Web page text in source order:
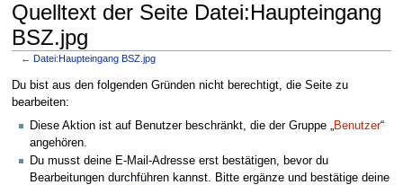
Quelltext der Seite Datei:Haupteingang
BSZ.jpg
← Datei:Haupteingang BSZ.jpg
Zur
Navigation
springen
Zur
Suche
springen
Du bist aus den folgenden Gründen nicht berechtigt, die Seite zu
bearbeiten:
Diese Aktion ist auf Benutzer beschränkt, die der Gruppe „
Benutzer“
angehören.
Du musst deine E-Mail-Adresse erst bestätigen, bevor du
Bearbeitungen durchführen kannst. Bitte ergänze und bestätige deine